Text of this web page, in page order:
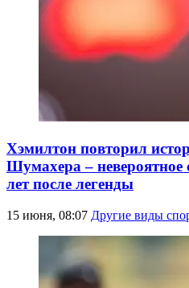
Хэмилтон повторил
Шумахера – невероятное
лет после легенды
15 июня, 08:07 Другие виды